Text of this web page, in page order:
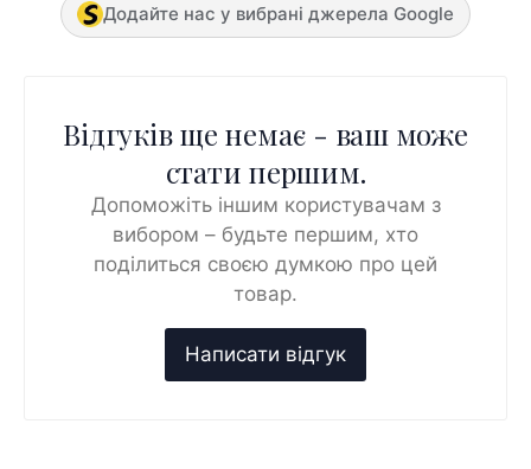
Додайте нас у вибрані джерела Google
Відгуків ще немає - ваш може
стати першим.
Допоможіть іншим користувачам з
вибором – будьте першим, хто
поділиться своєю думкою про цей
товар.